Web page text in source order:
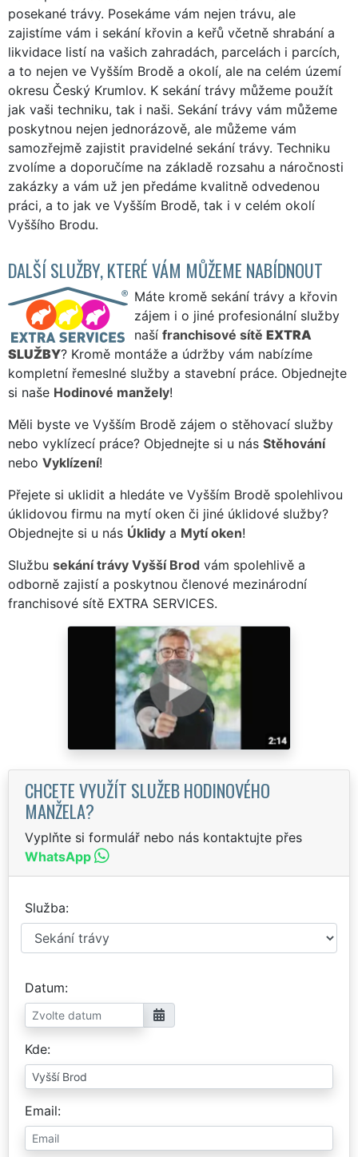
posekané trávy. Posekáme vám nejen trávu, ale
zajistíme vám i sekání křovin a keřů včetně shrabání a
likvidace listí na vašich zahradách, parcelách i parcích,
a to nejen ve Vyšším Brodě a okolí, ale na celém území
okresu Český Krumlov. K sekání trávy můžeme použít
jak vaši techniku, tak i naši. Sekání trávy vám můžeme
poskytnou nejen jednorázově, ale můžeme vám
samozřejmě zajistit pravidelné sekání trávy. Techniku
zvolíme a doporučíme na základě rozsahu a náročnosti
zakázky a vám už jen předáme kvalitně odvedenou
práci, a to jak ve Vyšším Brodě, tak i v celém okolí
Vyššího Brodu.
DALŠÍ SLUŽBY, KTERÉ VÁM MŮŽEME NABÍDNOUT
Máte kromě sekání trávy a křovin
zájem i o jiné profesionální služby
naší franchisové sítě EXTRA
SLUŽBY? Kromě montáže a údržby vám nabízíme
kompletní řemeslné služby a stavební práce. Objednejte
si naše Hodinové manžely!
Měli byste ve Vyšším Brodě zájem o stěhovací služby
nebo vyklízecí práce? Objednejte si u nás Stěhování
nebo Vyklízení!
Přejete si uklidit a hledáte ve Vyšším Brodě spolehlivou
úklidovou firmu na mytí oken či jiné úklidové služby?
Objednejte si u nás Úklidy a Mytí oken!
Službu sekání trávy Vyšší Brod vám spolehlivě a
odborně zajistí a poskytnou členové mezinárodní
franchisové sítě EXTRA SERVICES.
CHCETE VYUŽÍT SLUŽEB HODINOVÉHO
MANŽELA?
Vyplňte si formulář nebo nás kontaktujte přes
WhatsApp
Služba
Datum
Kde
Email